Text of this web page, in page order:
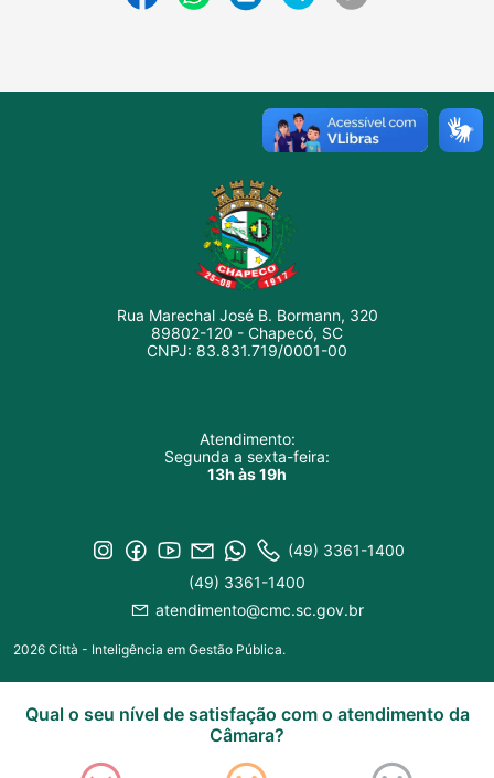
Rua Marechal José B. Bormann, 320
89802-120 - Chapecó, SC
CNPJ: 83.831.719/0001-00
Atendimento:
Segunda a sexta-feira:
13h às 19h
(49) 3361-1400
(49) 3361-1400
atendimento@cmc.sc.gov.br
2026 Città - Inteligência em Gestão Pública.
Qual o seu nível de satisfação com o atendimento da
Câmara?